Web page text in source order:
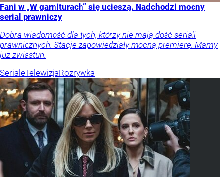
Fani w „W garniturach” się ucieszą. Nadchodzi mocny
serial prawniczy
Dobra wiadomość dla tych, którzy nie mają dość seriali
prawnicznych. Stacje zapowiedziały mocną premierę. Mamy
już zwiastun.
SerialeTelewizjaRozrywka